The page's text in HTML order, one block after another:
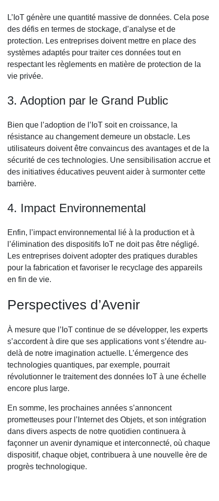
L’IoT génère une quantité massive de données. Cela pose
des défis en termes de stockage, d’analyse et de
protection. Les entreprises doivent mettre en place des
systèmes adaptés pour traiter ces données tout en
respectant les règlements en matière de protection de la
vie privée.
3. Adoption par le Grand Public
Bien que l’adoption de l’IoT soit en croissance, la
résistance au changement demeure un obstacle. Les
utilisateurs doivent être convaincus des avantages et de la
sécurité de ces technologies. Une sensibilisation accrue et
des initiatives éducatives peuvent aider à surmonter cette
barrière.
4. Impact Environnemental
Enfin, l’impact environnemental lié à la production et à
l’élimination des dispositifs IoT ne doit pas être négligé.
Les entreprises doivent adopter des pratiques durables
pour la fabrication et favoriser le recyclage des appareils
en fin de vie.
Perspectives d’Avenir
À mesure que l’IoT continue de se développer, les experts
s’accordent à dire que ses applications vont s’étendre au-
delà de notre imagination actuelle. L’émergence des
technologies quantiques, par exemple, pourrait
révolutionner le traitement des données IoT à une échelle
encore plus large.
En somme, les prochaines années s’annoncent
prometteuses pour l’Internet des Objets, et son intégration
dans divers aspects de notre quotidien continuera à
façonner un avenir dynamique et interconnecté, où chaque
dispositif, chaque objet, contribuera à une nouvelle ère de
progrès technologique.